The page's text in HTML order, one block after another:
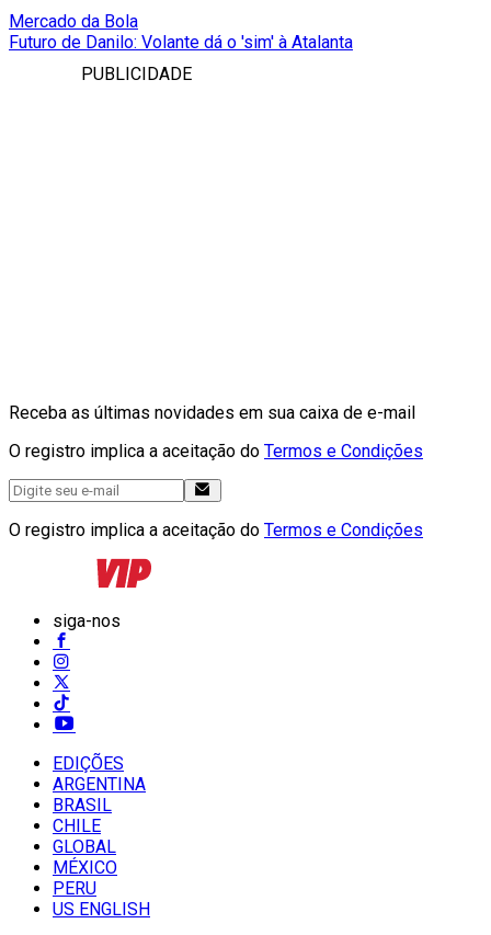
Mercado da Bola
Futuro de Danilo: Volante dá o 'sim' à Atalanta
PUBLICIDADE
Receba as últimas novidades em sua caixa de e-mail
O registro implica a aceitação do Termos e Condições
O registro implica a aceitação do Termos e Condições
siga-nos
EDIÇÕES
ARGENTINA
BRASIL
CHILE
GLOBAL
MÉXICO
PERU
US ENGLISH